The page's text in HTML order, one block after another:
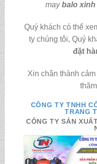
maybalo
Quý khách có thể
ty chúng tôi, Quý
đặt
Xin chân thành
CÔNG TY TNHH
TRANG
CÔNG TY SẢN